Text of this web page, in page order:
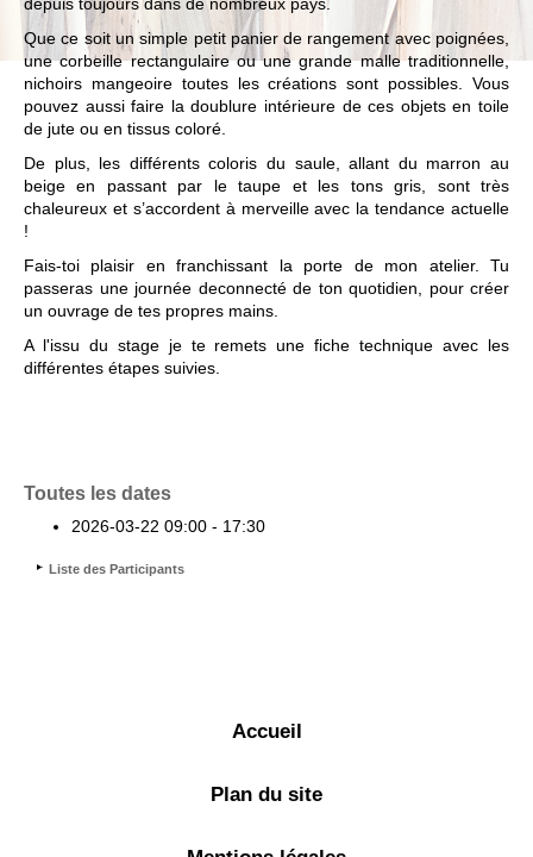
Que ce soit un simple petit panier de rangement avec poignées,
une corbeille rectangulaire ou une grande malle traditionnelle,
nichoirs mangeoire toutes les créations sont possibles. Vous
pouvez aussi faire la doublure intérieure de ces objets en toile
de jute ou en tissus coloré.
De plus, les différents coloris du saule, allant du marron au
beige en passant par le taupe et les tons gris, sont très
chaleureux et s’accordent à merveille avec la tendance actuelle
!
Fais-toi plaisir en franchissant la porte de mon atelier. Tu
passeras une journée deconnecté de ton quotidien, pour créer
un ouvrage de tes propres mains.
A l'issu du stage je te remets une fiche technique avec les
différentes étapes suivies.
Toutes les dates
2026-03-22 09:00 - 17:30
Liste des Participants
Accueil
Plan du site